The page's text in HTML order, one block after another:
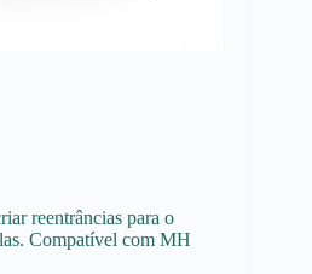
reentrâncias para o
Compatível com MH